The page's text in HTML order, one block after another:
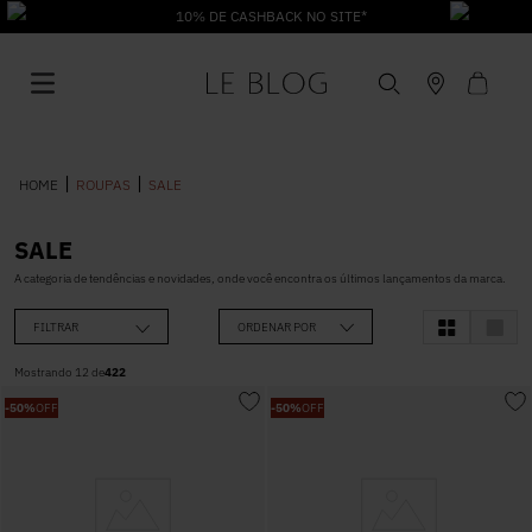
10% DE CASHBACK NO SITE*
ROUPAS SALE
SALE
A categoria de tendências e novidades, onde você encontra os últimos lançamentos da marca.
FILTRAR ORDENAR POR
Mostrando 12 de422
-50%OFF -50%OFF
1º Vestido
2º Roupas